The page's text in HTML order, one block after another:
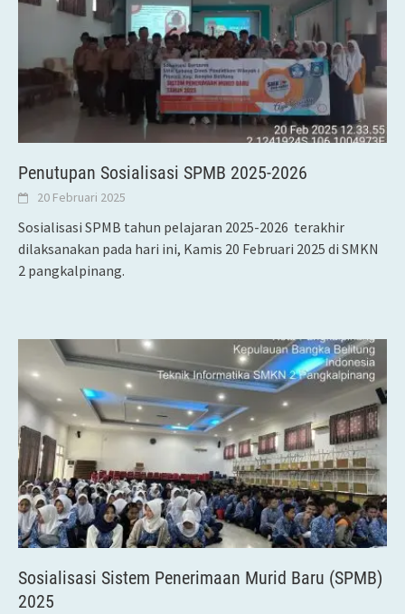
Penutupan Sosialisasi SPMB 2025-2026
20 Februari 2025
Sosialisasi SPMB tahun pelajaran 2025-2026 terakhir
dilaksanakan pada hari ini, Kamis 20 Februari 2025 di SMKN
2 pangkalpinang.
Sosialisasi Sistem Penerimaan Murid Baru (SPMB)
2025